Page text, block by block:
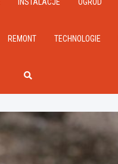
REMONT TECHNOLOGIE